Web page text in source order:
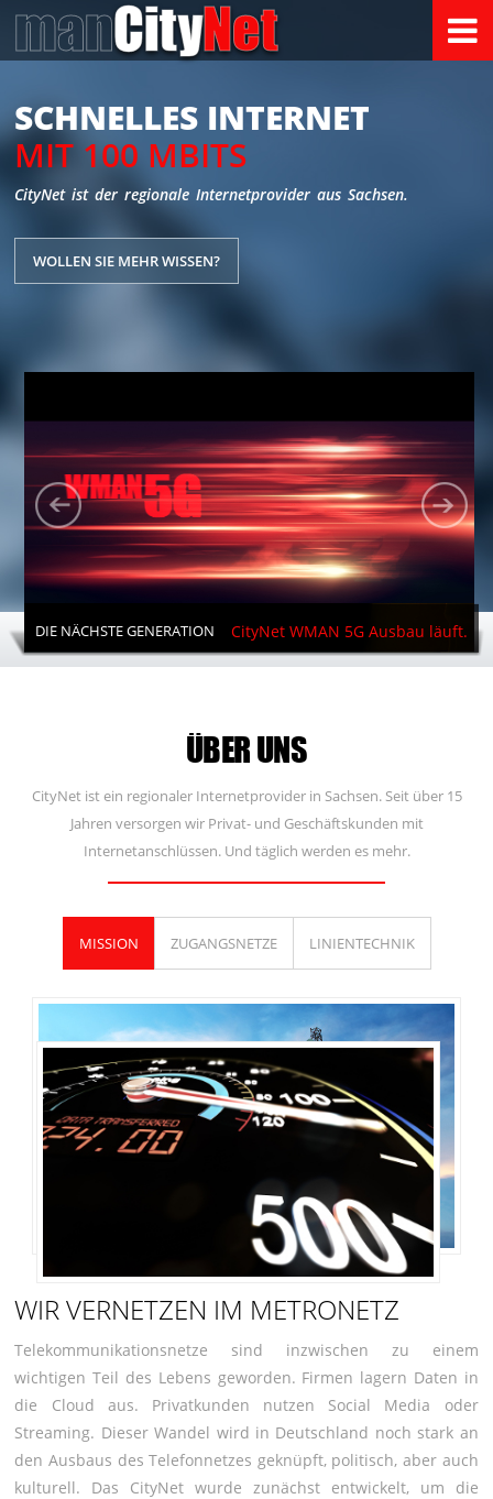
manCityNet
SCHNELLES INTERNET
MIT 100 MBITS
CityNet ist der regionale Internetprovider aus Sachsen.
WOLLEN SIE MEHR WISSEN?
DIE NÄCHSTE GENERATION CityNet WMAN 5G Ausbau läuft.
CityNet Fritzbox 5490.
Alle CityNet Kabelnetze jetzt auf Docsis 3.0
ÜBER UNS
CityNet ist ein regionaler Internetprovider in Sachsen. Seit über 15
Jahren versorgen wir Privat- und Geschäftskunden mit
Internetanschlüssen. Und täglich werden es mehr.
MISSION ZUGANGSNETZE LINIENTECHNIK
WIR VERNETZEN IM METRONETZ
Telekommunikationsnetze sind inzwischen zu einem
wichtigen Teil des Lebens geworden. Firmen lagern Daten in
die Cloud aus. Privatkunden nutzen Social Media oder
Streaming. Dieser Wandel wird in Deutschland noch stark an
den Ausbaus des Telefonnetzes geknüpft, politisch, aber auch
kulturell. Das CityNet wurde zunächst entwickelt, um die